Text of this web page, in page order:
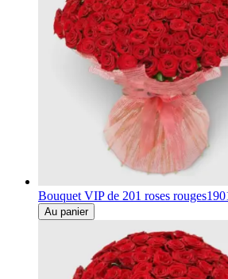
Bouquet VIP de 201 roses rouges
Au panier